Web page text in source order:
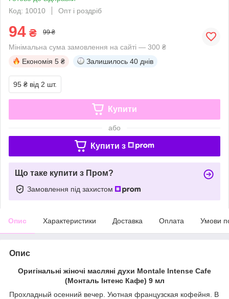
Код: 10010
Опт і роздріб
94 ₴ 99 ₴
Мінімальна сума замовлення на сайті — 300 ₴
Економія 5 ₴ Залишилось 40 днів
95 ₴ від 2 шт.
Купити
або
Купити з
Що таке купити з Пром?
Замовлення під захистом
Опис Характеристики Доставка Оплата Умови
Опис
Оригінальні жіночі масляні духи Montale Intense Cafe
(Монталь Інтенс Кафе) 9 мл
Прохладный осенний вечер. Уютная французская кофейня. В